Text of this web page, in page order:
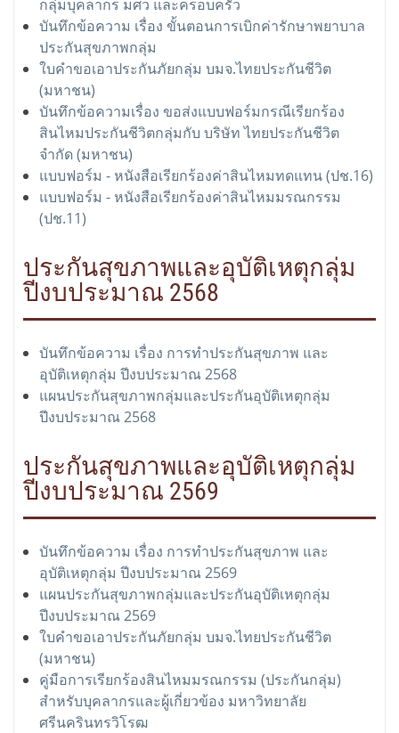
กลุ่มบุคลากร มศว และครอบครัว
บันทึกข้อความ เรื่อง ขั้นตอนการเบิกค่ารักษาพยาบาล
ประกันสุขภาพกลุ่ม
ใบคำขอเอาประกันภัยกลุ่ม บมจ.ไทยประกันชีวิต
(มหาชน)
บันทึกข้อความเรื่อง ขอส่งแบบฟอร์มกรณีเรียกร้อง
สินไหมประกันชีวิตกลุ่มกับ บริษัท ไทยประกันชีวิต
จำกัด (มหาชน)
แบบฟอร์ม - หนังสือเรียกร้องค่าสินไหมทดแทน (ปช.16)
แบบฟอร์ม - หนังสือเรียกร้องค่าสินไหมมรณกรรม
(ปช.11)
ประกันสุขภาพและอุบัติเหตุกลุ่ม
ปีงบประมาณ 2568
บันทึกข้อความ เรื่อง การทำประกันสุขภาพ และ
อุบัติเหตุกลุ่ม ปีงบประมาณ 2568
แผนประกันสุขภาพกลุ่มและประกันอุบัติเหตุกลุ่ม
ปีงบประมาณ 2568
ประกันสุขภาพและอุบัติเหตุกลุ่ม
ปีงบประมาณ 2569
บันทึกข้อความ เรื่อง การทำประกันสุขภาพ และ
อุบัติเหตุกลุ่ม ปีงบประมาณ 2569
แผนประกันสุขภาพกลุ่มและประกันอุบัติเหตุกลุ่ม
ปีงบประมาณ 2569
ใบคำขอเอาประกันภัยกลุ่ม บมจ.ไทยประกันชีวิต
(มหาชน)
คู่มือการเรียกร้องสินไหมมรณกรรม (ประกันกลุ่ม)
สำหรับบุคลากรและผู้เกี่ยวข้อง มหาวิทยาลัย
ศรีนครินทรวิโรฒ